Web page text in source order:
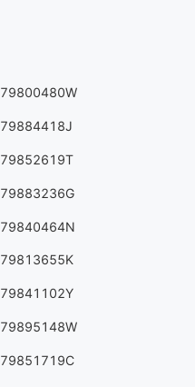
79800480W
79884418J
79852619T
79883236G
79840464N
79813655K
79841102Y
79895148W
79851719C